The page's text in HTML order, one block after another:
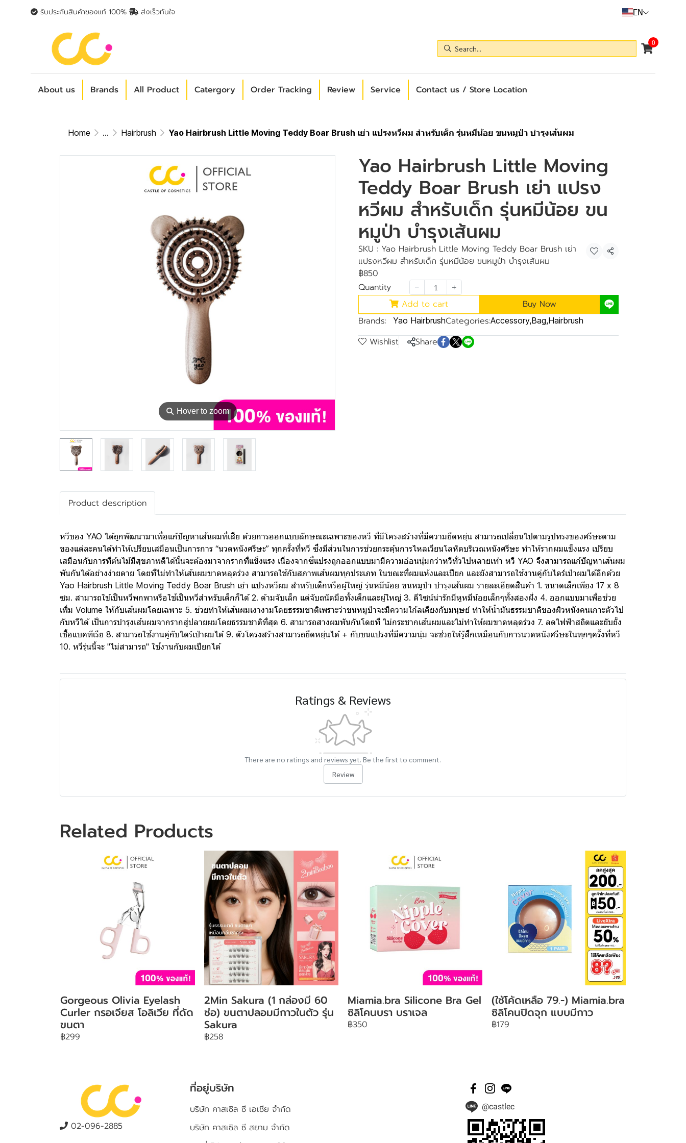
รับประกันสินค้าของแท้ 100% ส่งเร็วทันใจ EN
0
About us Brands All Product Catergory Order Tracking Review Service Contact us / Store Location
Home ... Hairbrush Yao Hairbrush Little Moving Teddy Boar Brush เย่า แปรงหวีผม สำหรับเด็ก รุ่นหมีน้อย ขนหมูป่า บำรุงเส้นผม
⚲ Hover to zoom
Yao Hairbrush Little Moving
Teddy Boar Brush เย่า แปรง
หวีผม สำหรับเด็ก รุ่นหมีน้อย ขน
หมูป่า บำรุงเส้นผม
SKU : Yao Hairbrush Little Moving Teddy Boar Brush เย่า
แปรงหวีผม สำหรับเด็ก รุ่นหมีน้อย ขนหมูป่า บำรุงเส้นผม
Share
฿850
Quantity
Add to cart
Buy Now
Brands:
Yao HairbrushCategories:Accessory,Bag,Hairbrush
Wishlist Share
Product description
หวีของ YAO ได้ถูกพัฒนามาเพื่อแก้ปัญหาเส้นผมที่เสีย ด้วยการออกแบบลักษณะเฉพาะของหวี ที่มีโครงสร้างที่มีความยืดหยุ่น สามารถเปลี่ยนไปตามรูปทรงของศรีษะตาม
ของแต่ละคนได้ทำให้เปรียบเสมือนเป็นการการ “นวดหนังศรีษะ” ทุกครั้งที่หวี ซึ่งมีส่วนในการช่วยกระตุ้นการไหลเวียนโลหิตบริเวณหนังศรีษะ ทำให้รากผมแข็งแรง เปรียบ
เสมือนกับการที่ต้นไม้มีสุขภาพดีได้นั้นจะต้องมาจากรากที่แข็งแรง เนื่องจากซี่แปรงถูกออกแบบมามีความอ่อนนุ่มกว่าหวีทั่วไปหลายเท่า หวี YAO จึงสามารถแก้ปัญหาเส้นผม
พันกันได้อย่างง่ายดาย โดยที่ไม่ทำให้เส้นผมขาดหลุดร่วง สามารถใช้กับสภาพเส้นผมทุกประเภท ในขณะที่ผมแห้งและเปียก และยังสามารถใช้งานคู่กับไดร์เป่าผมได้อีกด้วย
Yao Hairbrush Little Moving Teddy Boar Brush เย่า แปรงหวีผม สำหรับเด็กหรือผู้ใหญ่ รุ่นหมีน้อย ขนหมูป่า บำรุงเส้นผม รายละเอียดสินค้า 1. ขนาดเล็กเพียง 17 x 8
ซม. สามารถใข้เป็นหวีพกพาหรือใช้เป็นหวีสำหรับเด็กก็ได้ 2. ด้ามจับเล็ก แต่จับถนัดมือทั้งเด็กและผู้ใหญ่ 3. ดีไซน์น่ารักมีหูหมีน้อยเล็กๆทั้งสองฝั่ง 4. ออกแบบมาเพื่อช่วย
เพิ่ม Volume ให้กับเส้นผมโดยเฉพาะ 5. ช่วยทำให้เส้นผมเงางามโดยธรรมชาติเพราะว่าขนหมูป่าจะมีความใก้ลเคียงกับมนุษย์ ทำให้น้ำมันธรรมชาติของผิวหนังคนเกาะตัวไป
กับหวีได้ เป็นการบำรุงเส้นผมจากรากสู่ปลายผมโดยธรรมชาติที่สุด 6. สามารถสางผมพันกันโดยที่ ไม่กระชากเส้นผมและไม่ทำให้ผมขาดหลุดร่วง 7. ลดไฟฟ้าสถิตและยับยั้ง
เชื้อแบคทีเรีย 8. สามารถใช้งานคู่กับไดร์เป่าผมได้ 9. ตัวโครงสร้างสามารถยืดหยุ่นได้ + กับขนแปรงที่มีความนุ่ม จะช่วยให้รู้สึกเหมือนกับการนวดหนังศรีษะในทุกๆครั้งที่หวี
10. หวีรุ่นนี้จะ "ไม่สามารถ" ใช้งานกับผมเปียกได้
Ratings & Reviews
There are no ratings and reviews yet. Be the first to comment.
Review
Related Products
Gorgeous Olivia Eyelash
Curler กรอเจียส โอลิเวีย ที่ดัด
ขนตา
฿299
2Min Sakura (1 กล่องมี 60
ช่อ) ขนตาปลอมมีกาวในตัว รุ่น
Sakura
฿258
Miamia.bra Silicone Bra Gel
ซิลิโคนบรา บราเจล
฿350
(ใช้โค้ดเหลือ 79.-) Miamia.bra
ซิลิโคนปิดจุก แบบมีกาว
฿179
02-096-2885
ที่อยู่บริษัท
บริษัท คาสเซิล ซี เอเชีย จำกัด
บริษัท คาสเซิล ซี สยาม จำกัด
@castlec